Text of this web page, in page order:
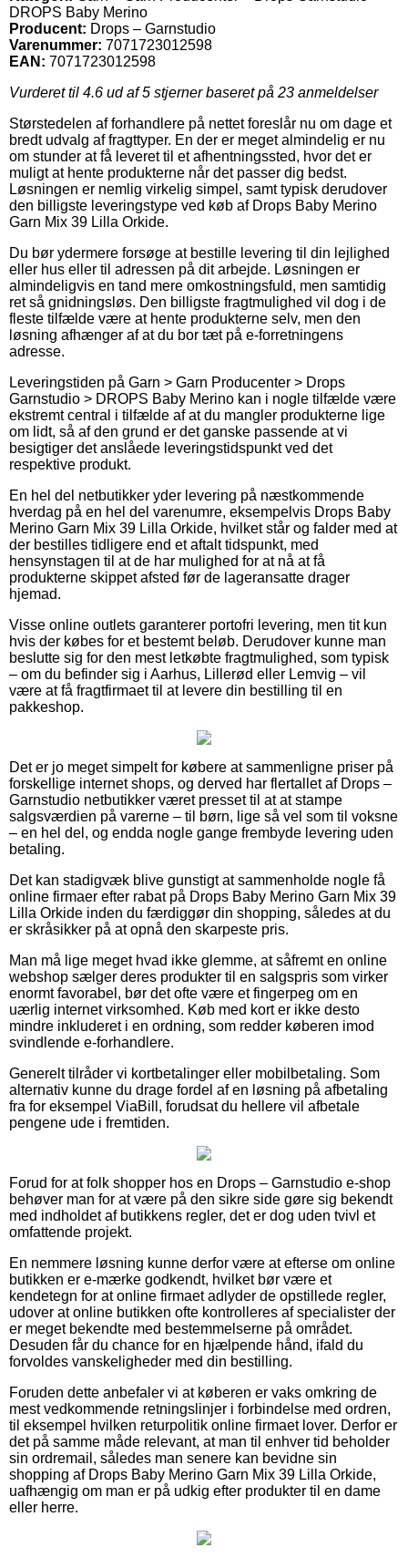
DROPS Baby Merino
Producent: Drops – Garnstudio
Varenummer: 7071723012598
EAN: 7071723012598
Vurderet til 4.6 ud af 5 stjerner baseret på 23 anmeldelser
Størstedelen af forhandlere på nettet foreslår nu om dage et
bredt udvalg af fragttyper. En der er meget almindelig er nu
om stunder at få leveret til et afhentningssted, hvor det er
muligt at hente produkterne når det passer dig bedst.
Løsningen er nemlig virkelig simpel, samt typisk derudover
den billigste leveringstype ved køb af Drops Baby Merino
Garn Mix 39 Lilla Orkide.
Du bør ydermere forsøge at bestille levering til din lejlighed
eller hus eller til adressen på dit arbejde. Løsningen er
almindeligvis en tand mere omkostningsfuld, men samtidig
ret så gnidningsløs. Den billigste fragtmulighed vil dog i de
fleste tilfælde være at hente produkterne selv, men den
løsning afhænger af at du bor tæt på e-forretningens
adresse.
Leveringstiden på Garn > Garn Producenter > Drops
Garnstudio > DROPS Baby Merino kan i nogle tilfælde være
ekstremt central i tilfælde af at du mangler produkterne lige
om lidt, så af den grund er det ganske passende at vi
besigtiger det anslåede leveringstidspunkt ved det
respektive produkt.
En hel del netbutikker yder levering på næstkommende
hverdag på en hel del varenumre, eksempelvis Drops Baby
Merino Garn Mix 39 Lilla Orkide, hvilket står og falder med at
der bestilles tidligere end et aftalt tidspunkt, med
hensynstagen til at de har mulighed for at nå at få
produkterne skippet afsted før de lageransatte drager
hjemad.
Visse online outlets garanterer portofri levering, men tit kun
hvis der købes for et bestemt beløb. Derudover kunne man
beslutte sig for den mest letkøbte fragtmulighed, som typisk
– om du befinder sig i Aarhus, Lillerød eller Lemvig – vil
være at få fragtfirmaet til at levere din bestilling til en
pakkeshop.
Det er jo meget simpelt for købere at sammenligne priser på
forskellige internet shops, og derved har flertallet af Drops –
Garnstudio netbutikker været presset til at at stampe
salgsværdien på varerne – til børn, lige så vel som til voksne
– en hel del, og endda nogle gange frembyde levering uden
betaling.
Det kan stadigvæk blive gunstigt at sammenholde nogle få
online firmaer efter rabat på Drops Baby Merino Garn Mix 39
Lilla Orkide inden du færdiggør din shopping, således at du
er skråsikker på at opnå den skarpeste pris.
Man må lige meget hvad ikke glemme, at såfremt en online
webshop sælger deres produkter til en salgspris som virker
enormt favorabel, bør det ofte være et fingerpeg om en
uærlig internet virksomhed. Køb med kort er ikke desto
mindre inkluderet i en ordning, som redder køberen imod
svindlende e-forhandlere.
Generelt tilråder vi kortbetalinger eller mobilbetaling. Som
alternativ kunne du drage fordel af en løsning på afbetaling
fra for eksempel ViaBill, forudsat du hellere vil afbetale
pengene ude i fremtiden.
Forud for at folk shopper hos en Drops – Garnstudio e-shop
behøver man for at være på den sikre side gøre sig bekendt
med indholdet af butikkens regler, det er dog uden tvivl et
omfattende projekt.
En nemmere løsning kunne derfor være at efterse om online
butikken er e-mærke godkendt, hvilket bør være et
kendetegn for at online firmaet adlyder de opstillede regler,
udover at online butikken ofte kontrolleres af specialister der
er meget bekendte med bestemmelserne på området.
Desuden får du chance for en hjælpende hånd, ifald du
forvoldes vanskeligheder med din bestilling.
Foruden dette anbefaler vi at køberen er vaks omkring de
mest vedkommende retningslinjer i forbindelse med ordren,
til eksempel hvilken returpolitik online firmaet lover. Derfor er
det på samme måde relevant, at man til enhver tid beholder
sin ordremail, således man senere kan bevidne sin
shopping af Drops Baby Merino Garn Mix 39 Lilla Orkide,
uafhængig om man er på udkig efter produkter til en dame
eller herre.